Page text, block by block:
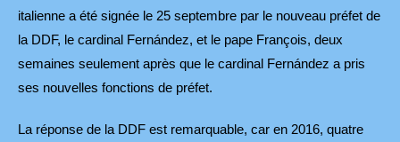
italienne a été signée le 25 septembre par le nouveau préfet de
la DDF, le cardinal Fernández, et le pape François, deux
semaines seulement après que le cardinal Fernández a pris
ses nouvelles fonctions de préfet.
La réponse de la DDF est remarquable, car en 2016, quatre